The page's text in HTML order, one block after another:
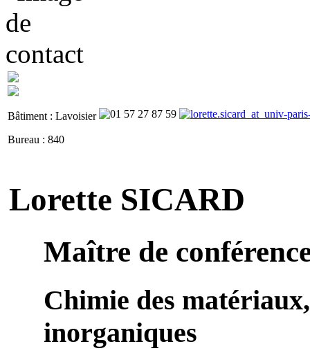
Bâtiment : Lavoisier
Bureau : 840
Lorette SICARD
Maître de
Chimie des
inorganiques